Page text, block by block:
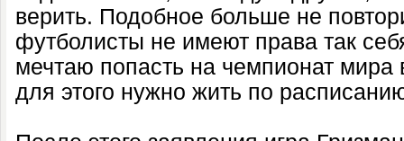
верить. Подобное больше не
футболисты не имеют права так
мечтаю попасть на чемпионат мира
для этого нужно жить по